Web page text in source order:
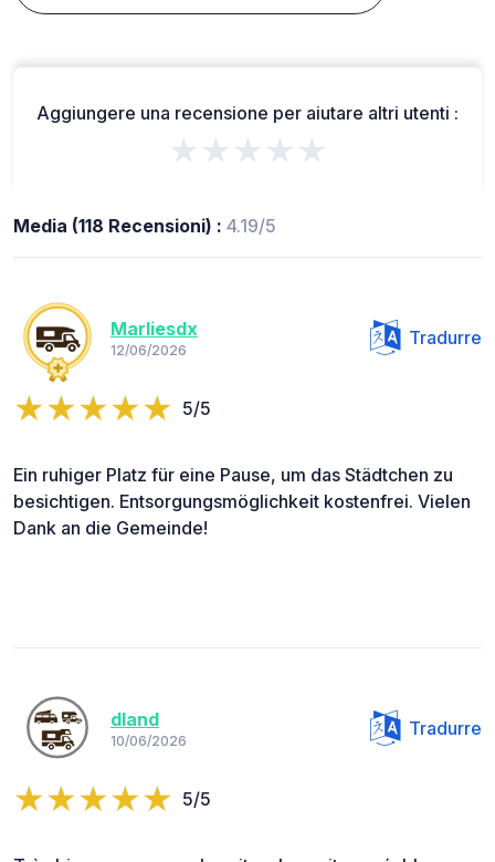
Aggiungere una recensione per aiutare altri utenti :
★★★★★
Media (118 Recensioni) : 4.19/5
Marliesdx
12/06/2026
Tradurre
5/5
Ein ruhiger Platz für eine Pause, um das Städtchen zu
besichtigen. Entsorgungsmöglichkeit kostenfrei. Vielen
Dank an die Gemeinde!
dland
10/06/2026
Tradurre
5/5